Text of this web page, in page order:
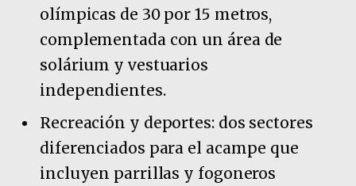
olímpicas de 30 por 15 metros,
complementada con un área de
solárium y vestuarios
independientes.
Recreación y deportes: dos sectores
diferenciados para el acampe que
incluyen parrillas y fogoneros